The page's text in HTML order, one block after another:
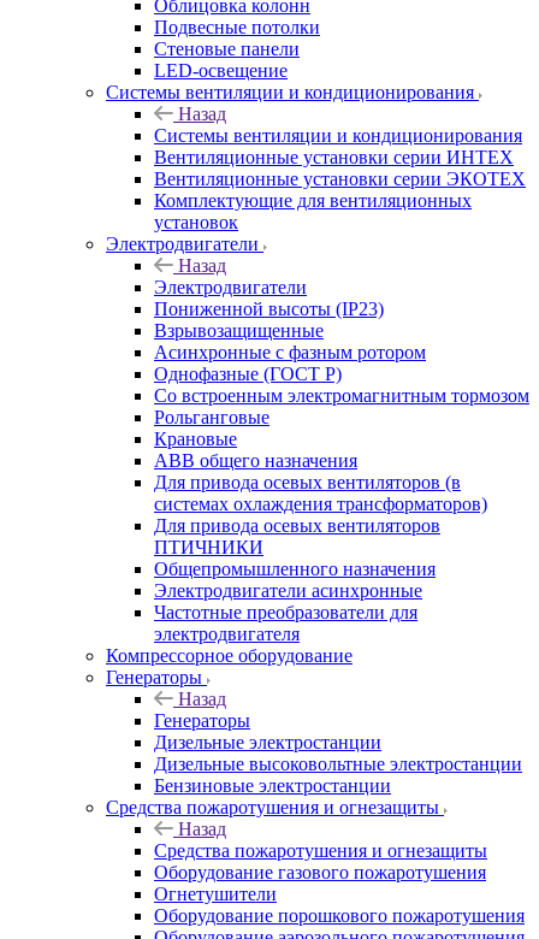
Облицовка колонн
Подвесные потолки
Стеновые панели
LED-освещение
Системы вентиляции и кондиционирования
Назад
Системы вентиляции и кондиционирования
Вентиляционные установки серии ИНТЕХ
Вентиляционные установки серии ЭКОТЕХ
Комплектующие для вентиляционных
установок
Электродвигатели
Назад
Электродвигатели
Пониженной высоты (IP23)
Взрывозащищенные
Асинхронные с фазным ротором
Однофазные (ГОСТ Р)
Со встроенным электромагнитным тормозом
Рольганговые
Крановые
АВВ общего назначения
Для привода осевых вентиляторов (в
системах охлаждения трансформаторов)
Для привода осевых вентиляторов
ПТИЧНИКИ
Общепромышленного назначения
Электродвигатели асинхронные
Частотные преобразователи для
электродвигателя
Компрессорное оборудование
Генераторы
Назад
Генераторы
Дизельные электростанции
Дизельные высоковольтные электростанции
Бензиновые электростанции
Средства пожаротушения и огнезащиты
Назад
Средства пожаротушения и огнезащиты
Оборудование газового пожаротушения
Огнетушители
Оборудование порошкового пожаротушения